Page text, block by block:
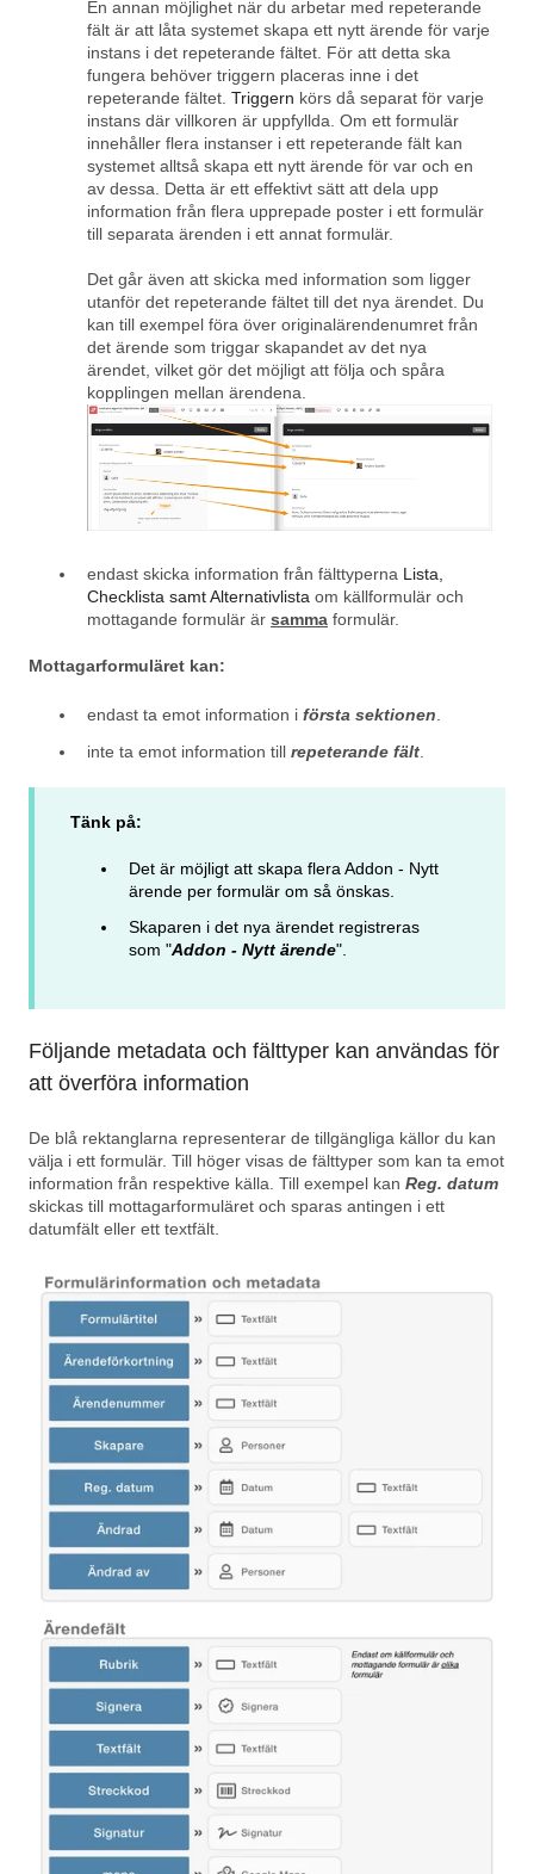
En annan möjlighet när du arbetar med repeterande
fält är att låta systemet skapa ett nytt ärende för varje
instans i det repeterande fältet. För att detta ska
fungera behöver triggern placeras inne i det
repeterande fältet. Triggern körs då separat för varje
instans där villkoren är uppfyllda. Om ett formulär
innehåller flera instanser i ett repeterande fält kan
systemet alltså skapa ett nytt ärende för var och en
av dessa. Detta är ett effektivt sätt att dela upp
information från flera upprepade poster i ett formulär
till separata ärenden i ett annat formulär.
Det går även att skicka med information som ligger
utanför det repeterande fältet till det nya ärendet. Du
kan till exempel föra över originalärendenumret från
det ärende som triggar skapandet av det nya
ärendet, vilket gör det möjligt att följa och spåra
kopplingen mellan ärendena.
endast skicka information från fälttyperna Lista,
Checklista samt Alternativlista om källformulär och
mottagande formulär är samma formulär.
Mottagarformuläret kan:
endast ta emot information i första sektionen.
inte ta emot information till repeterande fält
Tänk på:
Det är möjligt att skapa flera Addon - Nytt
ärende per formulär om så önskas.
Skaparen i det nya ärendet registreras
som "Addon - Nytt ärende".
Följande metadata och fälttyper kan användas för
att överföra information
De blå rektanglarna representerar de tillgängliga källor du kan
välja i ett formulär. Till höger visas de fälttyper som kan ta emot
information från respektive källa. Till exempel kan Reg. datum
skickas till mottagarformuläret och sparas antingen i ett
datumfält eller ett textfält.